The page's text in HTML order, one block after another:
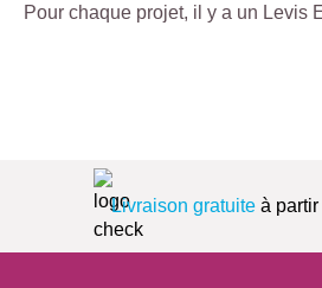
Pour chaque projet, il y a un Levis
Livraison gratuiteà partir